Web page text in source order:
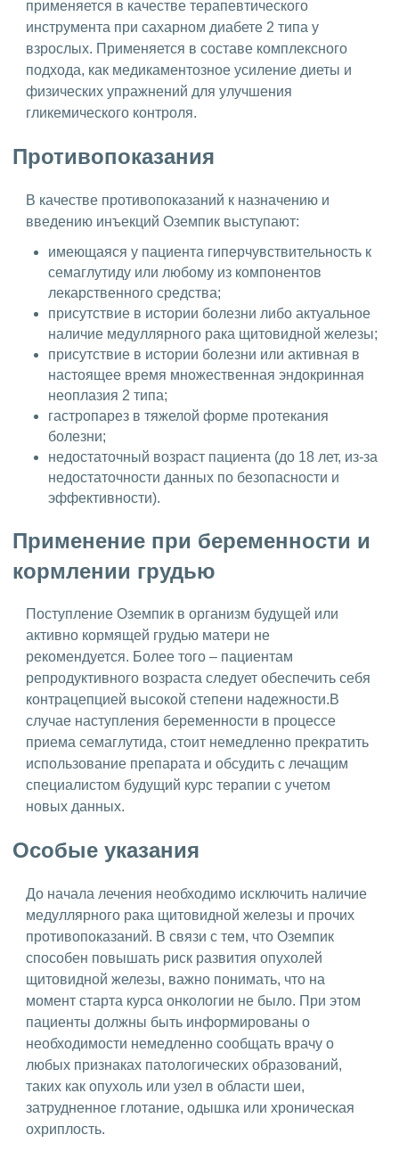
применяется в качестве терапевтического
инструмента при сахарном диабете 2 типа у
взрослых. Применяется в составе комплексного
подхода, как медикаментозное усиление диеты и
физических упражнений для улучшения
гликемического контроля.
Противопоказания
В качестве противопоказаний к назначению и
введению инъекций Оземпик выступают:
имеющаяся у пациента гиперчувствительность к
семаглутиду или любому из компонентов
лекарственного средства;
присутствие в истории болезни либо актуальное
наличие медуллярного рака щитовидной железы;
присутствие в истории болезни или активная в
настоящее время множественная эндокринная
неоплазия 2 типа;
гастропарез в тяжелой форме протекания
болезни;
недостаточный возраст пациента (до 18 лет, из-за
недостаточности данных по безопасности и
эффективности).
Применение при беременности и
кормлении грудью
Поступление Оземпик в организм будущей или
активно кормящей грудью матери не
рекомендуется. Более того – пациентам
репродуктивного возраста следует обеспечить себя
контрацепцией высокой степени надежности.В
случае наступления беременности в процессе
приема семаглутида, стоит немедленно прекратить
использование препарата и обсудить с лечащим
специалистом будущий курс терапии с учетом
новых данных.
Особые указания
До начала лечения необходимо исключить наличие
медуллярного рака щитовидной железы и прочих
противопоказаний. В связи с тем, что Оземпик
способен повышать риск развития опухолей
щитовидной железы, важно понимать, что на
момент старта курса онкологии не было. При этом
пациенты должны быть информированы о
необходимости немедленно сообщать врачу о
любых признаках патологических образований,
таких как опухоль или узел в области шеи,
затрудненное глотание, одышка или хроническая
охриплость.